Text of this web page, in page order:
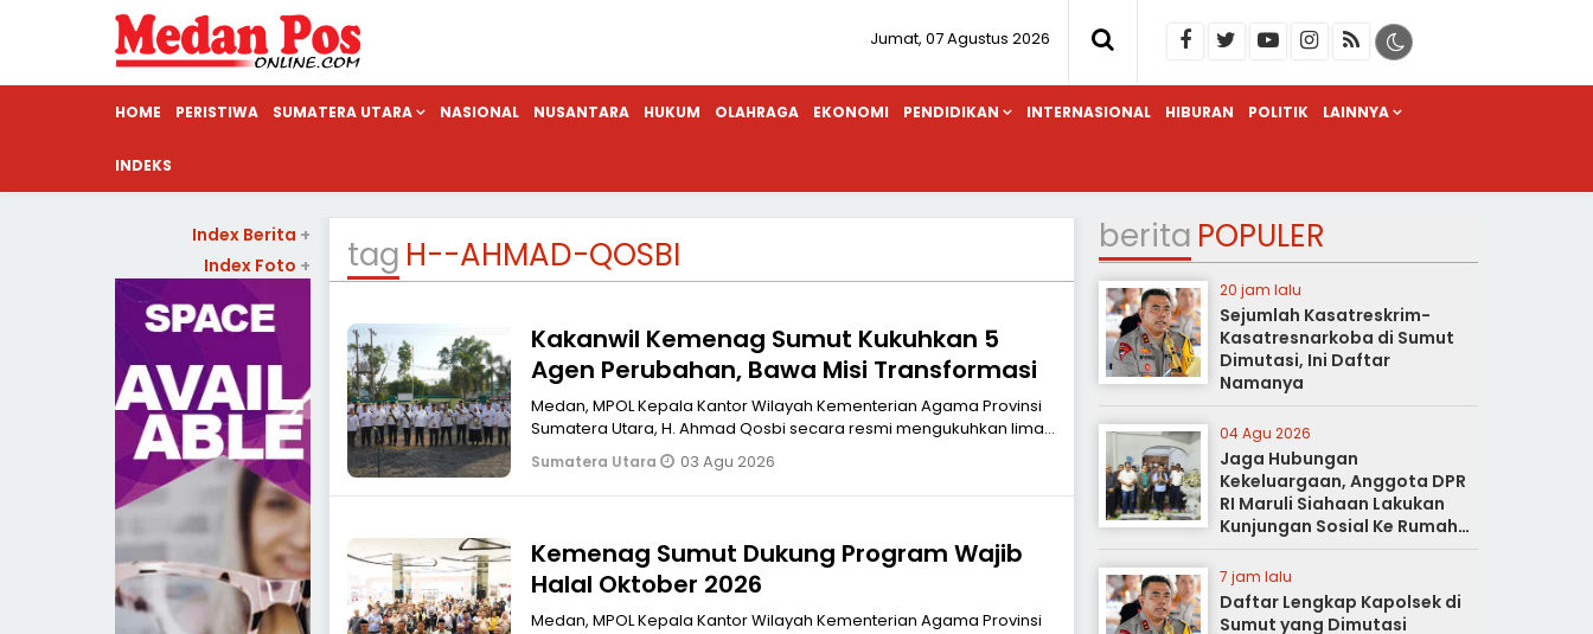
Jumat, 07 Agustus 2026
HOME PERISTIWA SUMATERA UTARA NASIONAL NUSANTARA HUKUM OLAHRAGA EKONOMI PENDIDIKAN INTERNASIONAL HIBURAN POLITIK LAINNYA
INDEKS
tag H--AHMAD-QOSBI
Kakanwil Kemenag Sumut Kukuhkan 5
Agen Perubahan, Bawa Misi Transformasi
Medan, MPOL Kepala Kantor Wilayah Kementerian Agama Provinsi
Sumatera Utara, H. Ahmad Qosbi secara resmi mengukuhkan lima
Agen Perubahan Ka
Sumatera Utara 03 Agu 2026
Kemenag Sumut Dukung Program Wajib
Halal Oktober 2026
Medan, MPOL Kepala Kantor Wilayah Kementerian Agama Provinsi
Index Berita +
Index Foto +
berita POPULER
20 jam lalu
Sejumlah Kasatreskrim-
Kasatresnarkoba di Sumut
Dimutasi, Ini Daftar
Namanya
04 Agu 2026
Jaga Hubungan
Kekeluargaan, Anggota DPR
RI Maruli Siahaan Lakukan
Kunjungan Sosial Ke Rumah
Duka
7 jam lalu
Daftar Lengkap Kapolsek di
Sumut yang Dimutasi